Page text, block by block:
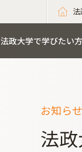
法政大学で学びたい
お知らせ
法